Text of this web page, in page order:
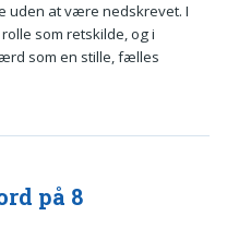
uden at være nedskrevet. I
som retskilde, og i
som en stille, fælles
på 8